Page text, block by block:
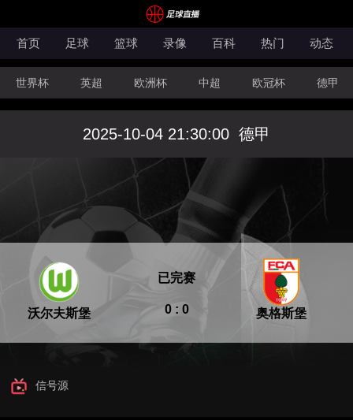
首页 足球 篮球 录像 百科 热门 动态
世界杯 英超 欧洲杯 中超 欧冠杯 德甲
CBA FIBA洲际杯
2025-10-04 21:30:00 德甲
沃尔夫斯堡 0 : 0
已完赛
奥格斯堡
信号源